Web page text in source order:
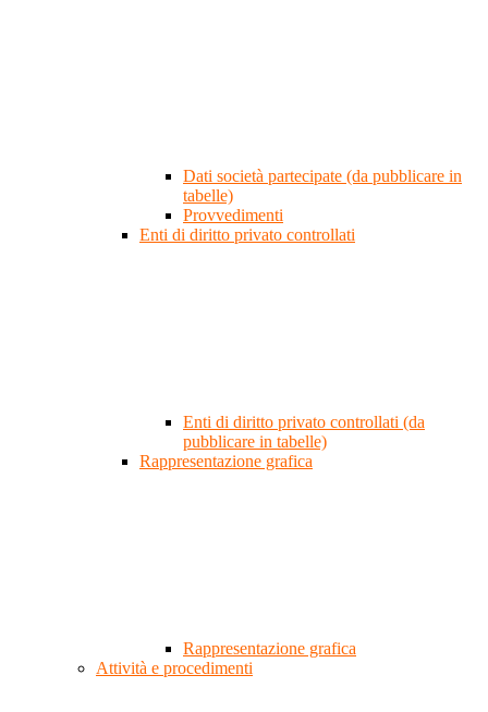
Dati società partecipate (da pubblicare in
tabelle)
Provvedimenti
Enti di diritto privato controllati
Enti di diritto privato controllati (da
pubblicare in tabelle)
Rappresentazione grafica
Rappresentazione grafica
Attività e procedimenti